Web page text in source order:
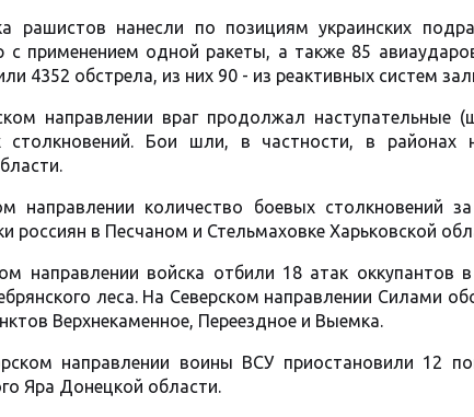
рашистов нанесли по позициям украинских
с применением одной ракеты, а также 85
4352 обстрела, из них 90 - из реактивных систем
направлении враг продолжал наступательные
столкновений. Бои шли, в частности, в районах
направлении количество боевых столкновений
россиян в Песчаном и Стельмаховке Харьковской
направлении войска отбили 18 атак оккупантов
леса. На Северском направлении Силами
Верхнекаменное, Переездное и Выемка.
направлении воины ВСУ приостановили 12
Яра Донецкой области.